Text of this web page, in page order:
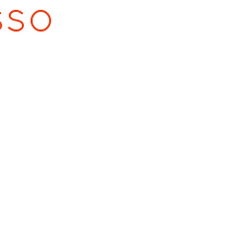
sustentabilidade